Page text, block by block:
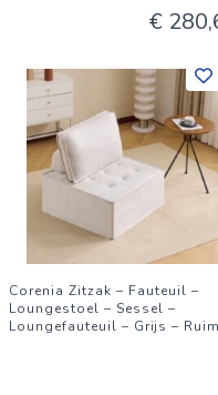
€
Corenia Zitzak – Fauteuil –
Loungestoel – Sessel –
Loungefauteuil – Grijs – Ruim